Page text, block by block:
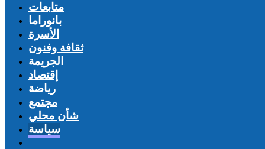
متابعات
بانوراما
الأسرة
ثقافة وفنون
الجريمة
إقتصاد
رياضة
مجتمع
شأن محلي
سياسة